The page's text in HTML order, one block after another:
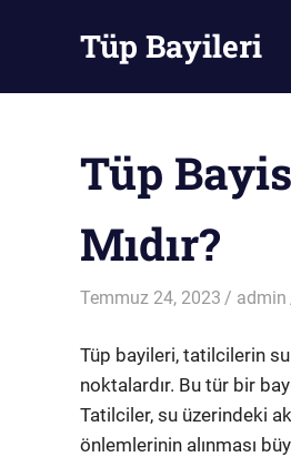
Tüp Bayileri
Tüp
Mıdır?
Temmuz 24, 2023 admin
Tüp bayileri, tatilcilerin
noktalardır. Bu tür bir
Tatilciler, su üzerindeki
önlemlerinin alınması